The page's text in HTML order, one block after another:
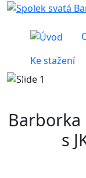
Ke stažení
Předchozí
Barborka
s